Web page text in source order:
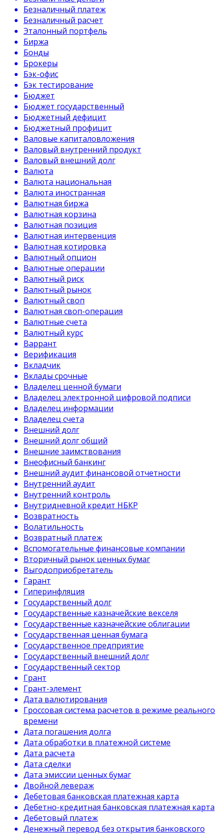
Безналичный платеж
Безналичный расчет
Эталонный портфель
Биржа
Бонды
Брокеры
Бэк-офис
Бэк тестирование
Бюджет
Бюджет государственный
Бюджетный дефицит
Бюджетный профицит
Валовые капиталовложения
Валовый внутренний продукт
Валовый внешний долг
Валюта
Валюта национальная
Валюта иностранная
Валютная биржа
Валютная корзина
Валютная позиция
Валютная интервенция
Валютная котировка
Валютный опцион
Валютные операции
Валютный риск
Валютный рынок
Валютный своп
Валютная своп-операция
Валютные счета
Валютный курс
Варрант
Верификация
Вкладчик
Вклады срочные
Владелец ценной бумаги
Владелец электронной цифровой подписи
Владелец информации
Владелец счета
Внешний долг
Внешний долг общий
Внешние заимствования
Внеофисный банкинг
Внешний аудит финансовой отчетности
Внутренний аудит
Внутренний контроль
Внутридневной кредит НБКР
Возвратность
Волатильность
Возвратный платеж
Вспомогательные финансовые компании
Вторичный рынок ценных бумаг
Выгодоприобретатель
Гарант
Гиперинфляция
Государственный долг
Государственные казначейские векселя
Государственные казначейские облигации
Государственная ценная бумага
Государственное предприятие
Государственный внешний долг
Государственный сектор
Грант
Грант-элемент
Дата валютирования
Гроссовая система расчетов в режиме реального
времени
Дата погашения долга
Дата обработки в платежной системе
Дата расчета
Дата сделки
Дата эмиссии ценных бумаг
Двойной левераж
Дебетовая банковская платежная карта
Дебетно-кредитная банковская платежная карта
Дебетовый платеж
Денежный перевод без открытия банковского